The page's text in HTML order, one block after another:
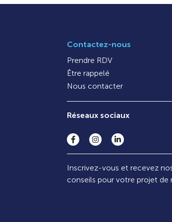
Contactez-nous
Prendre RDV
Être rappelé
Nous contacter
Réseaux sociaux
Inscrivez-vous et recevez
conseils pour votre projet de